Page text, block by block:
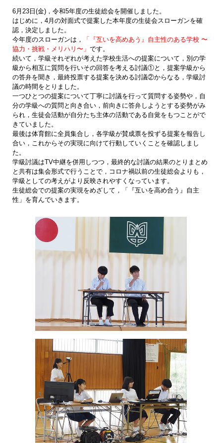
6月23日(金)，令和5年度の生徒総会を開催しました。
はじめに，4月の対面式で提案した本年度の生徒会スローガンを確
認，決定しました。
今年度のスローガンは，
「『互いを高めあう』自主性のある学校 〜
協力・挑戦・メリハリ〜」です。
続いて，学級それぞれが考えた学校生活への提案について，別の学
級から相互に質問を行いその回答を考える討議①と，提案学級から
の答弁を聞き，最終投票する提案を決める討議②からなる，学級討
議の時間をとりました。
一つひとつの提案について丁寧に討議を行って質問する姿勢や，自
分の学級への質問と向き合い，前向きに答弁しようとする姿勢がみ
られ，生徒会活動が自分たち主体の活動である自覚をもつことがで
きていました。
最後は体育館に全員集合し，各学級が賛成票を投ずる提案を報告し
合い，これからその実現に向けて行動していくことを確認しまし
た。
学級討議はTV中継を併用しつつ，最終的な討議の結果のとりまとめ
と共有は集会形式で行うことで，コロナ禍以前の生徒総会よりも，
学級としての考えがより反映されやすくなっています。
生徒総会での提案の実現をめざして，「『互いを高め合う』自主
性」を育んでいきます。